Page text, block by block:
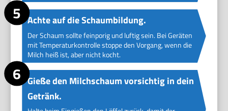
Achte auf die Schaumbildung.
Der Schaum sollte feinporig und luftig sein. Bei Geräten
mit Temperaturkontrolle stoppe den Vorgang, wenn die
Milch heiß ist, aber nicht kocht.
Gieße den Milchschaum vorsichtig in dein
Getränk.